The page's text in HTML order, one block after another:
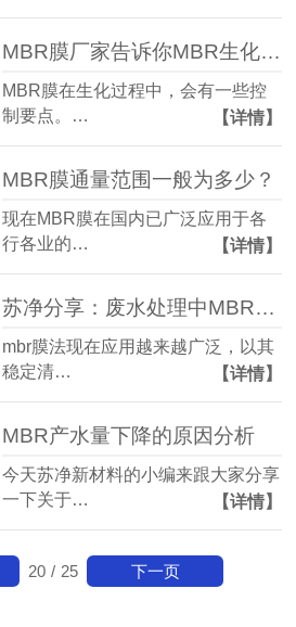
MBR膜厂家告诉你MBR生化过程控制要点
MBR膜在生化过程中，会有一些控
制要点。…
【详情】
MBR膜通量范围一般为多少？
现在MBR膜在国内已广泛应用于各
行各业的…
【详情】
苏净分享：废水处理中MBR的设计注意事项
mbr膜法现在应用越来越广泛，以其
稳定清…
【详情】
MBR产水量下降的原因分析
今天苏净新材料的小编来跟大家分享
一下关于…
【详情】
20 / 25 下一页